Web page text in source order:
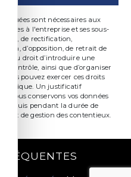
sont nécessaires aux
à l'entreprise et ses sous-
de rectification,
d’opposition, de retrait de
et du droit d’introduire une
contrôle, ainsi que d’organiser
Vous pouvez exercer ces droits
Un justificatif
Nous conservons vos données
puis pendant la durée de
et de gestion des contentieux.